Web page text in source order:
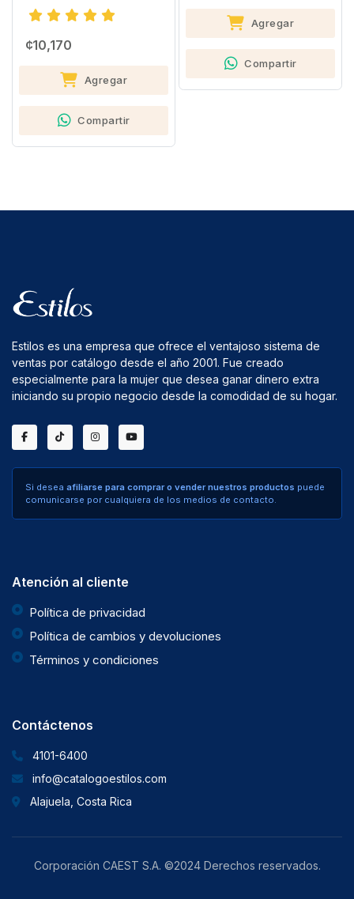
¢10,170
Agregar
Compartir
Agregar
Compartir
Estilos es una empresa que ofrece el ventajoso sistema de
ventas por catálogo desde el año 2001. Fue creado
especialmente para la mujer que desea ganar dinero extra
iniciando su propio negocio desde la comodidad de su hogar.
Si desea afiliarse para comprar o vender nuestros productos puede
comunicarse por cualquiera de los medios de contacto.
Atención al cliente
Política de privacidad
Política de cambios y devoluciones
Términos y condiciones
Contáctenos
4101-6400
info@catalogoestilos.com
Alajuela, Costa Rica
Corporación CAEST S.A. ©2024 Derechos reservados.